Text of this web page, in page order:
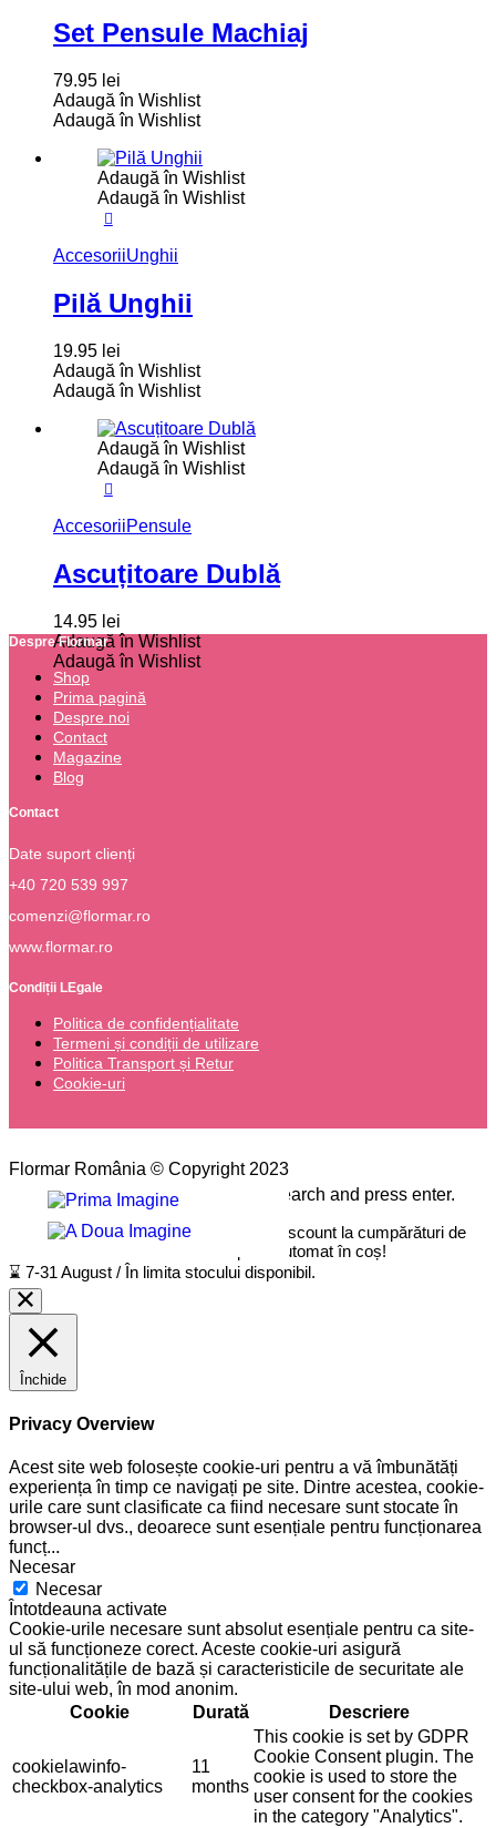
Set Pensule Machiaj
79.95 lei
Adaugă în Wishlist
Adaugă în Wishlist
Adaugă în Wishlist
Adaugă în Wishlist
AccesoriiUnghii
Pilă Unghii
19.95 lei
Adaugă în Wishlist
Adaugă în Wishlist
Adaugă în Wishlist
Adaugă în Wishlist
AccesoriiPensule
Ascuțitoare Dublă
14.95 lei
Adaugă în Wishlist
Adaugă în Wishlist
Despre Flormar
Shop
Prima pagină
Despre noi
Contact
Magazine
Blog
Contact
Date suport clienți
+40 720 539 997
comenzi@flormar.ro
www.flormar.ro
Condiții LEgale
Politica de confidențialitate
Termeni și condiții de utilizare
Politica Transport și Retur
Cookie-uri
Flormar România © Copyright 2023
Please type the word you want to search and press enter.
-25% END OF SEASON!
Ai 25% discount la cumpărături de
minim 150 LEI. Reducerea se aplică automat în coș!
⌛ 7-31 August / În limita stocului disponibil.
Închide
Privacy Overview
Acest site web folosește cookie-uri pentru a vă îmbunătăți
experiența în timp ce navigați pe site. Dintre acestea, cookie-
urile care sunt clasificate ca fiind necesare sunt stocate în
browser-ul dvs., deoarece sunt esențiale pentru funcționarea
funcț...
Necesar
Necesar
Întotdeauna activate
Cookie-urile necesare sunt absolut esențiale pentru ca site-
ul să funcționeze corect. Aceste cookie-uri asigură
funcționalitățile de bază și caracteristicile de securitate ale
site-ului web, în mod anonim.
Cookie
Durată Descriere
cookielawinfo-
checkbox-analytics
11
months
This cookie is set by GDPR
Cookie Consent plugin. The
cookie is used to store the
user consent for the cookies
in the category "Analytics".